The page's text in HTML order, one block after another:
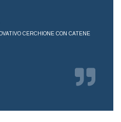
CERCHIONE CON CATENE